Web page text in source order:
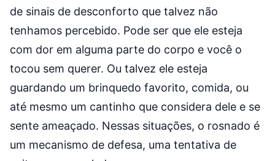
de sinais de desconforto que talvez não
tenhamos percebido. Pode ser que ele esteja
com dor em alguma parte do corpo e você o
tocou sem querer. Ou talvez ele esteja
guardando um brinquedo favorito, comida, ou
até mesmo um cantinho que considera dele e se
sente ameaçado. Nessas situações, o rosnado é
um mecanismo de defesa, uma tentativa de